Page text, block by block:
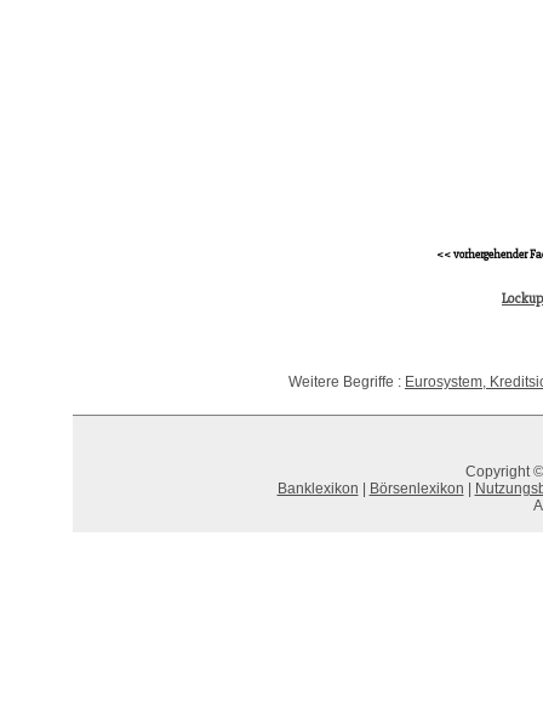
<< vorhergehender
Weitere Begriffe : Eurosystem,
Copyright
Banklexikon
Börsenlexikon